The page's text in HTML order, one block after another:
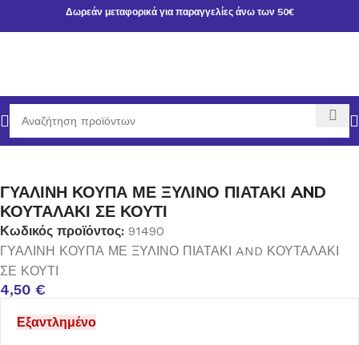
Δωρεάν μεταφορικά για παραγγελίες άνω των 50€
σελίδα ΧΡΙΣΤΟΥΓΕΝΝΙΑΤΙΚΑ ΕΙΔΗ ΔΙΑΚΟΣΜΗΣΗ-ΔΩΡΑ
ΓΥΑΛΙΝΗ ΚΟΥΠΑ ΜΕ ΞΥΛΙΝΟ ΠΙΑΤΑΚΙ AND
ΚΟΥΤΑΛΑΚΙ ΣΕ ΚΟΥΤΙ
Κωδικός προϊόντος: 91490
ΓΥΑΛΙΝΗ ΚΟΥΠΑ ΜΕ ΞΥΛΙΝΟ ΠΙΑΤΑΚΙ AND ΚΟΥΤΑΛΑΚΙ
ΣΕ ΚΟΥΤΙ
4,50 €
Εξαντλημένο